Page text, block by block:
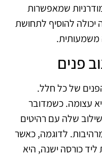
שמאפשרות
יכולה להוסיף לתחושת
משמעותית.
פנים
של כל חלל.
עצומה. כשמדובר
שלה עם רהיטים
מרהיבות. לדוגמה, כאשר
ליד כורסה ישנה, היא